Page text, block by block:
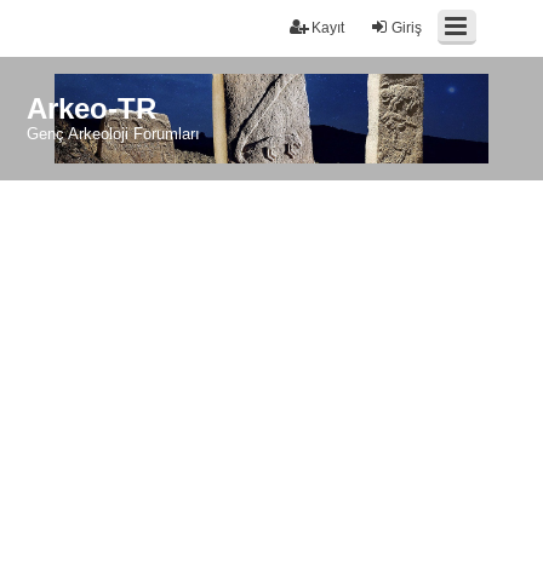
Giriş
Kayıt
Arkeo-TR
Genç Arkeoloji Forumları